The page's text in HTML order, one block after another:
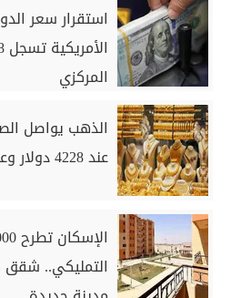
استقرار سعر
المركزي
الذهب يواصل
عند 4228 دولار وعيار 21 يسجل 5930 جنيهًا